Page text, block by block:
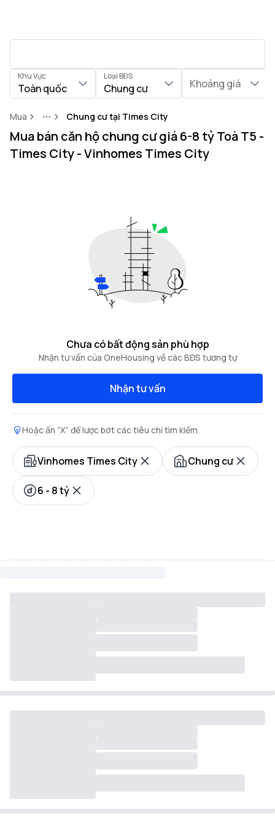
Khu Vực
Toàn quốc
Loại BĐS
Chung cư Khoảng giá
Mua MoreChung cư tại Times City
Mua bán căn hộ chung cư giá 6-8 tỷ Toà T5 -
Times City - Vinhomes Times City
Chưa có bất động sản phù hợp
Nhận tư vấn của OneHousing về các BĐS tương tự
Nhận tư vấn
Hoặc ấn “X” để lược bớt các tiêu chí tìm kiếm
Vinhomes Times City Chung cư
6 - 8 tỷ